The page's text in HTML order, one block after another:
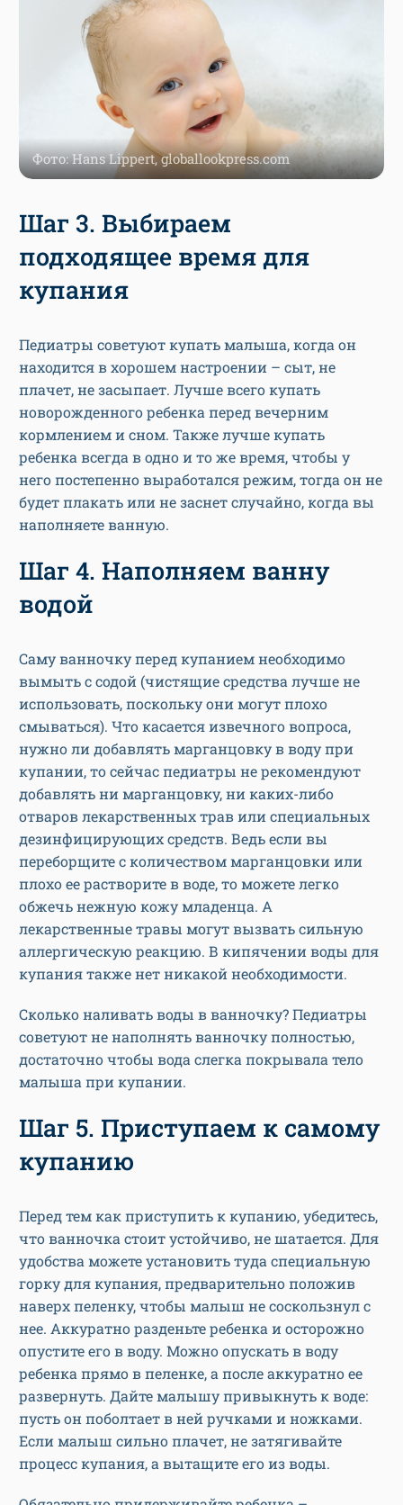
Фото: Hans Lippert, globallookpress.com
Шаг 3. Выбираем
подходящее время для
купания
Педиатры советуют купать малыша, когда он
находится в хорошем настроении – сыт, не
плачет, не засыпает. Лучше всего купать
новорожденного ребенка перед вечерним
кормлением и сном. Также лучше купать
ребенка всегда в одно и то же время, чтобы у
него постепенно выработался режим, тогда он не
будет плакать или не заснет случайно, когда вы
наполняете ванную.
Шаг 4. Наполняем ванну
водой
Саму ванночку перед купанием необходимо
вымыть с содой (чистящие средства лучше не
использовать, поскольку они могут плохо
смываться). Что касается извечного вопроса,
нужно ли добавлять марганцовку в воду при
купании, то сейчас педиатры не рекомендуют
добавлять ни марганцовку, ни каких-либо
отваров лекарственных трав или специальных
дезинфицирующих средств. Ведь если вы
переборщите с количеством марганцовки или
плохо ее растворите в воде, то можете легко
обжечь нежную кожу младенца. А
лекарственные травы могут вызвать сильную
аллергическую реакцию. В кипячении воды для
купания также нет никакой необходимости.
Сколько наливать воды в ванночку? Педиатры
советуют не наполнять ванночку полностью,
достаточно чтобы вода слегка покрывала тело
малыша при купании.
Шаг 5. Приступаем к самому
купанию
Перед тем как приступить к купанию, убедитесь,
что ванночка стоит устойчиво, не шатается. Для
удобства можете установить туда специальную
горку для купания, предварительно положив
наверх пеленку, чтобы малыш не соскользнул с
нее. Аккуратно разденьте ребенка и осторожно
опустите его в воду. Можно опускать в воду
ребенка прямо в пеленке, а после аккуратно ее
развернуть. Дайте малышу привыкнуть к воде:
пусть он поболтает в ней ручками и ножками.
Если малыш сильно плачет, не затягивайте
процесс купания, а вытащите его из воды.